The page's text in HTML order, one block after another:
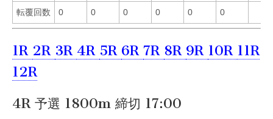
転覆回数 0 0 0 0 0 0
1R 2R 3R 4R 5R 6R 7R 8R 9R 10R 11R
12R
4R 予選 1800m 締切 17:00